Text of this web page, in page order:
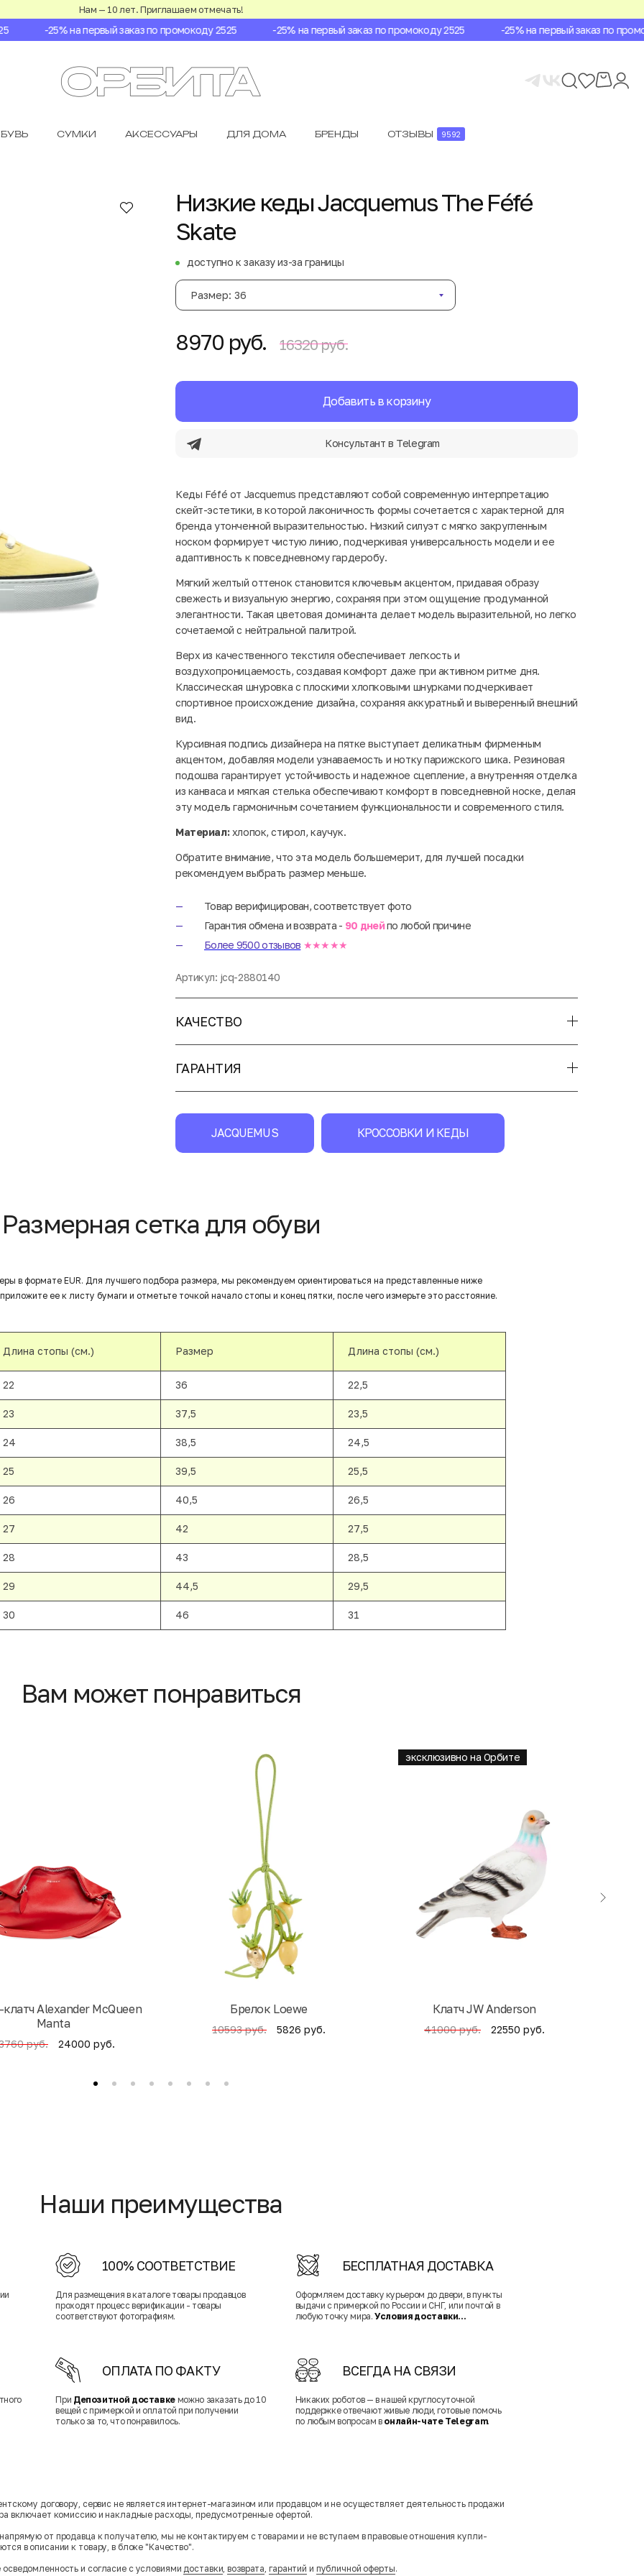
Нам — 10 лет. Приглашаем отмечать!
-25% на первый заказ по промокоду 2525 -25% на первый заказ по промокоду 2525 -25% на первый заказ по
СУМКИ АКСЕССУАРЫ ДЛЯ ДОМА БРЕНДЫ ОТЗЫВЫ 9592
Низкие кеды Jacquemus The Féfé
Skate
доступно к заказу из-за границы
Размер: 36
8970 руб. 16320 руб.
Добавить в корзину
Консультант в Telegram
Кеды Féfé от Jacquemus представляют собой современную интерпретацию
скейт-эстетики, в которой лаконичность формы сочетается с характерной для
бренда утонченной выразительностью. Низкий силуэт с мягко закругленным
носком формирует чистую линию, подчеркивая универсальность модели и ее
адаптивность к повседневному гардеробу.
Мягкий желтый оттенок становится ключевым акцентом, придавая образу
свежесть и визуальную энергию, сохраняя при этом ощущение продуманной
элегантности. Такая цветовая доминанта делает модель выразительной, но легко
сочетаемой с нейтральной палитрой.
Верх из качественного текстиля обеспечивает легкость и
воздухопроницаемость, создавая комфорт даже при активном ритме дня.
Классическая шнуровка с плоскими хлопковыми шнурками подчеркивает
спортивное происхождение дизайна, сохраняя аккуратный и выверенный внешний
вид.
Курсивная подпись дизайнера на пятке выступает деликатным фирменным
акцентом, добавляя модели узнаваемость и нотку парижского шика. Резиновая
подошва гарантирует устойчивость и надежное сцепление, а внутренняя отделка
из канваса и мягкая стелька обеспечивают комфорт в повседневной носке, делая
эту модель гармоничным сочетанием функциональности и современного стиля.
Материал:хлопок, стирол, каучук.
Обратите внимание, что эта модель большемерит, для лучшей посадки
рекомендуем выбрать размер меньше.
Товар верифицирован, соответствует фото
Гарантия обмена и возврата - 90 днейпо любой причине
Более 9500 отзывов ★★★★★
Артикул: jcq-2880140
КАЧЕСТВО
ГАРАНТИЯ
JACQUEMUS КРОССОВКИ И КЕДЫ
Размерная сетка для обуви
в формате EUR. Для лучшего подбора размера, мы рекомендуем ориентироваться на представленные ниже
ее к листу бумаги и отметьте точкой начало стопы и конец пятки, после чего измерьте это расстояние.
Длина стопы (см.) Размер Длина стопы (см.)
22 36 22,5
23 37,5 23,5
24 38,5 24,5
25 39,5 25,5
26 40,5 26,5
27 42 27,5
28 43 28,5
29 44,5 29,5
30 46 31
Вам может понравиться
Alexander McQueen
Manta
руб. 24000 руб.
Брелок Loewe
10593 руб. 5826 руб.
эксклюзивно на Орбите
Клатч JW Anderson
41000 руб. 22550 руб.
Наши преимущества
100% СООТВЕТСТВИЕ
Для размещения в каталоге товары продавцов
проходят процесс верификации - товары
соответствуют фотографиям.
БЕСПЛАТНАЯ ДОСТАВКА
Оформляем доставку курьером до двери, в пункты
выдачи с примеркой по России и СНГ, или почтой в
любую точку мира.Условия доставки...
ОПЛАТА ПО ФАКТУ
При Депозитной доставке можно заказать до 10
вещей с примеркой и оплатой при получении
только за то, что понравилось.
ВСЕГДА НА СВЯЗИ
Никаких роботов — в нашей круглосуточной
поддержке отвечают живые люди, готовые помочь
по любым вопросам в онлайн-чате Telegram.
договору, сервис не является интернет-магазином или продавцом и не осуществляет деятельность продажи
включает комиссию и накладные расходы, предусмотренные офертой.
от продавца к получателю, мы не контактируем с товарами и не вступаем в правовые отношения купли-
в описании к товару, в блоке "Качество".
и согласие с условиямидоставки,возврата, гарантий и публичной оферты.